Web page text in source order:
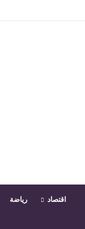
اقتصاد رياضة